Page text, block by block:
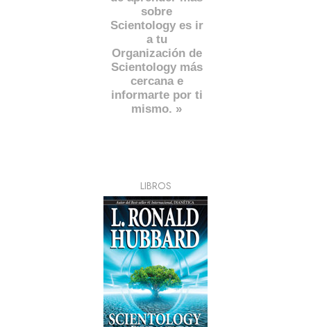
sobre
Scientology es ir
a tu
Organización de
Scientology más
cercana e
informarte por ti
mismo. »
LIBROS